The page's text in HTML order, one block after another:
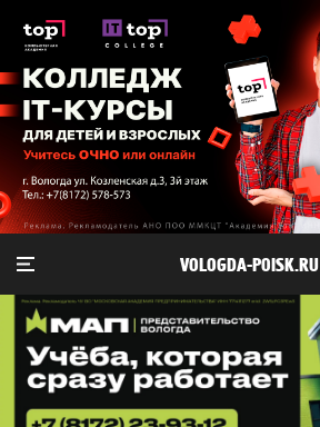
VOLOGDA-POISK.RU